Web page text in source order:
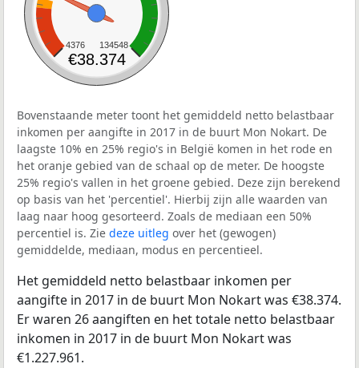
4376 134548
€38.374
Bovenstaande meter toont het gemiddeld netto belastbaar
inkomen per aangifte in 2017 in de buurt Mon Nokart. De
laagste 10% en 25% regio's in België komen in het rode en
het oranje gebied van de schaal op de meter. De hoogste
25% regio's vallen in het groene gebied. Deze zijn berekend
op basis van het 'percentiel'. Hierbij zijn alle waarden van
laag naar hoog gesorteerd. Zoals de mediaan een 50%
percentiel is. Zie deze uitleg over het (gewogen)
gemiddelde, mediaan, modus en percentieel.
Het gemiddeld netto belastbaar inkomen per
aangifte in 2017 in de buurt Mon Nokart was €38.374.
Er waren 26 aangiften en het totale netto belastbaar
inkomen in 2017 in de buurt Mon Nokart was
€1.227.961.